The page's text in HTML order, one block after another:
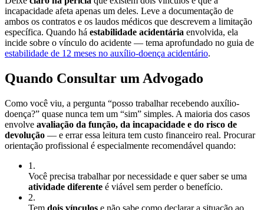
incapacidade afeta apenas um deles. Leve a documentação de
ambos os contratos e os laudos médicos que descrevem a limitação
específica. Quando há estabilidade acidentária envolvida, ela
incide sobre o vínculo do acidente — tema aprofundado no guia de
estabilidade de 12 meses no auxílio-doença acidentário.
Quando Consultar um Advogado
Como você viu, a pergunta “posso trabalhar recebendo auxílio-
doença?” quase nunca tem um “sim” simples. A maioria dos casos
envolve avaliação da função, da incapacidade e do risco de
devolução — e errar essa leitura tem custo financeiro real. Procurar
orientação profissional é especialmente recomendável quando:
1 .
Você precisa trabalhar por necessidade e quer saber se uma
atividade diferente é viável sem perder o benefício.
2.